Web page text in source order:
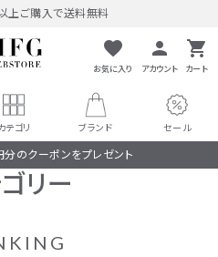
上ご購入で送料無料
favorite
お気に入り
person
アカウント
shopping_cart
カート
テゴリ ブランド セール
のクーポンをプレゼント
リー